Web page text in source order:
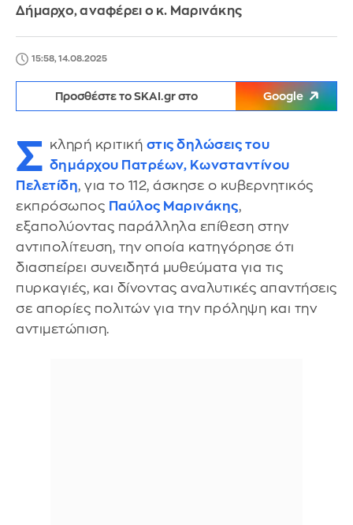
Δήμαρχο, αναφέρει ο κ. Μαρινάκης
15:58, 14.08.2025
Προσθέστε το SKAI.gr στο Google
Σ κληρή κριτική στις δηλώσεις του
δημάρχου Πατρέων, Κωνσταντίνου
Πελετίδη, για το 112, άσκησε ο κυβερνητικός
εκπρόσωπος Παύλος Μαρινάκης,
εξαπολύοντας παράλληλα επίθεση στην
αντιπολίτευση, την οποία κατηγόρησε ότι
διασπείρει συνειδητά μυθεύματα για τις
πυρκαγιές, και δίνοντας αναλυτικές απαντήσεις
σε απορίες πολιτών για την πρόληψη και την
αντιμετώπιση.